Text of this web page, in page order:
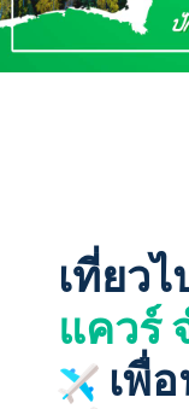
เที่ยว
แควร์
เพื่